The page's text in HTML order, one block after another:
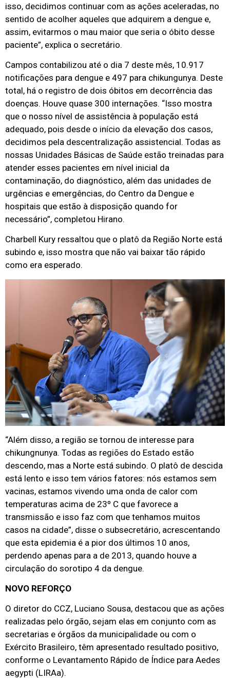
isso, decidimos continuar com as ações aceleradas, no
sentido de acolher aqueles que adquirem a dengue e,
assim, evitarmos o mau maior que seria o óbito desse
paciente”, explica o secretário.
Campos contabilizou até o dia 7 deste mês, 10.917
notificações para dengue e 497 para chikungunya. Deste
total, há o registro de dois óbitos em decorrência das
doenças. Houve quase 300 internações. “Isso mostra
que o nosso nível de assistência à população está
adequado, pois desde o início da elevação dos casos,
decidimos pela descentralização assistencial. Todas as
nossas Unidades Básicas de Saúde estão treinadas para
atender esses pacientes em nível inicial da
contaminação, do diagnóstico, além das unidades de
urgências e emergências, do Centro da Dengue e
hospitais que estão à disposição quando for
necessário”, completou Hirano.
Charbell Kury ressaltou que o platô da Região Norte está
subindo e, isso mostra que não vai baixar tão rápido
como era esperado.
“Além disso, a região se tornou de interesse para
chikungnunya. Todas as regiões do Estado estão
descendo, mas a Norte está subindo. O platô de descida
está lento e isso tem vários fatores: nós estamos sem
vacinas, estamos vivendo uma onda de calor com
temperaturas acima de 23º C que favorece a
transmissão e isso faz com que tenhamos muitos
casos na cidade”, disse o subsecretário, acrescentando
que esta epidemia é a pior dos últimos 10 anos,
perdendo apenas para a de 2013, quando houve a
circulação do sorotipo 4 da dengue.
NOVO REFORÇO
O diretor do CCZ, Luciano Sousa, destacou que as ações
realizadas pelo órgão, sejam elas em conjunto com as
secretarias e órgãos da municipalidade ou com o
Exército Brasileiro, têm apresentado resultado positivo,
conforme o Levantamento Rápido de Índice para Aedes
aegypti (LIRAa).